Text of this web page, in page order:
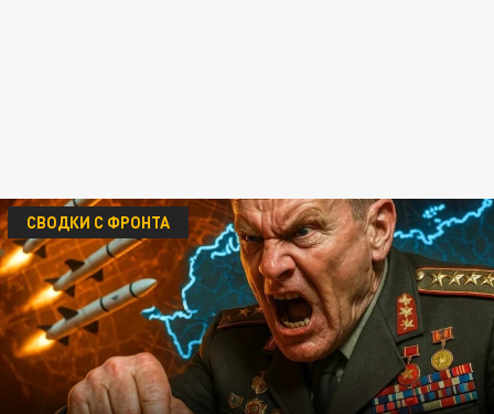
СВОДКИ С ФРОНТА